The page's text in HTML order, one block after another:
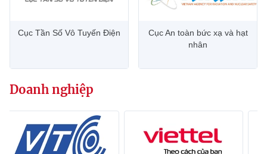
Liên hệ
Điện thoại: 024 3936 9506
(Ghi rõ nguồn "https://mst.gov.vn" khi phát hành lại thông tin từ
website này)
Cục Tần Số Vô Tuyến Điện
Cục An toàn bức xạ và hạt
nhân
Doanh nghiệp